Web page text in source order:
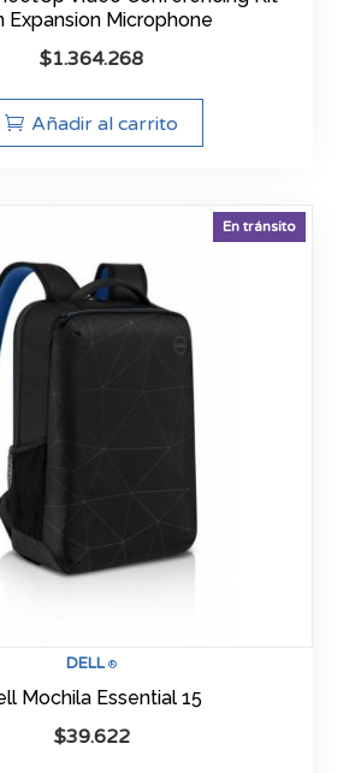
Expansion Microphone
$1.364.268
Añadir al carrito
DELL®
En tránsito
Mochila Essential 15
$39.622